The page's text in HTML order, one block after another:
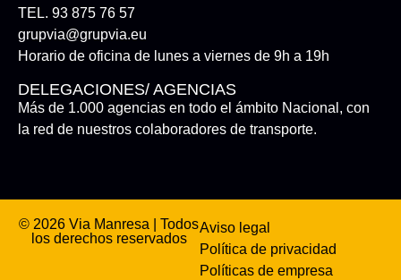
TEL. 93 875 76 57
grupvia@grupvia.eu
Horario de oficina de lunes a viernes de 9h a 19h
DELEGACIONES/ AGENCIAS
Más de 1.000 agencias en todo el ámbito Nacional, con
la red de nuestros colaboradores de transporte.
© 2026 Via Manresa | Todos
los derechos reservados
Aviso legal
Política de privacidad
Políticas de empresa